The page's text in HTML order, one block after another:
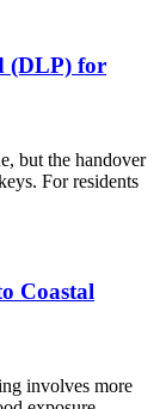
(DLP) for
but the handover
For residents
Coastal
involves more